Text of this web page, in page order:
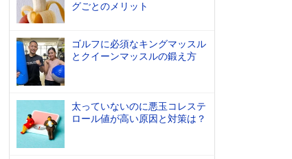
グごとのメリット
ゴルフに必須なキングマッスル
とクイーンマッスルの鍛え方
太っていないのに悪玉コレステ
ロール値が高い原因と対策は？